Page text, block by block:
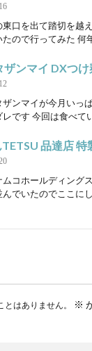
東口を出て踏切を越
たので行ってみた 何
ザンマイ DXつ
ザンマイが今月いっ
レです 今回は食べて
品達店 特
コホールディング
んでいたのでここに
はありません。 ※